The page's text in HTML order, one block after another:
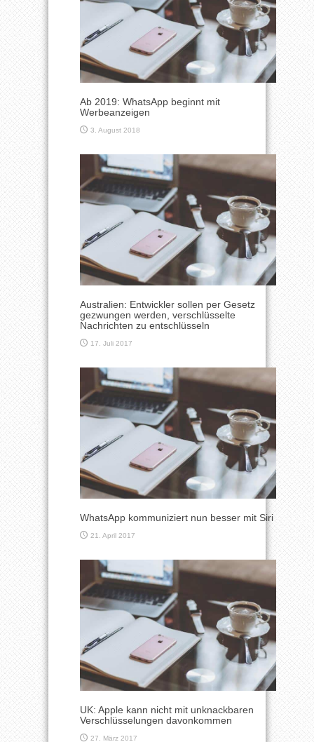
Ab 2019: WhatsApp beginnt mit
Werbeanzeigen
3. August 2018
Australien: Entwickler sollen per Gesetz
gezwungen werden, verschlüsselte
Nachrichten zu entschlüsseln
17. Juli 2017
WhatsApp kommuniziert nun besser mit Siri
21. April 2017
UK: Apple kann nicht mit unknackbaren
Verschlüsselungen davonkommen
27. März 2017